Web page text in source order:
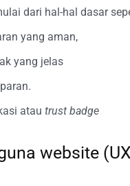
dari hal-hal dasar
yang aman,
yang jelas
atau trust badge
website